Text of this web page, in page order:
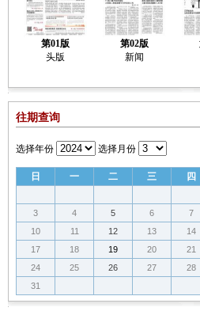
第01版
头版
第02版
新闻
往期查询
选择年份 选择月份
日 一 二 三 四
3
4 5 6 7
10
11 12 13 14
17
18 19 20 21
24
25 26 27 28
31